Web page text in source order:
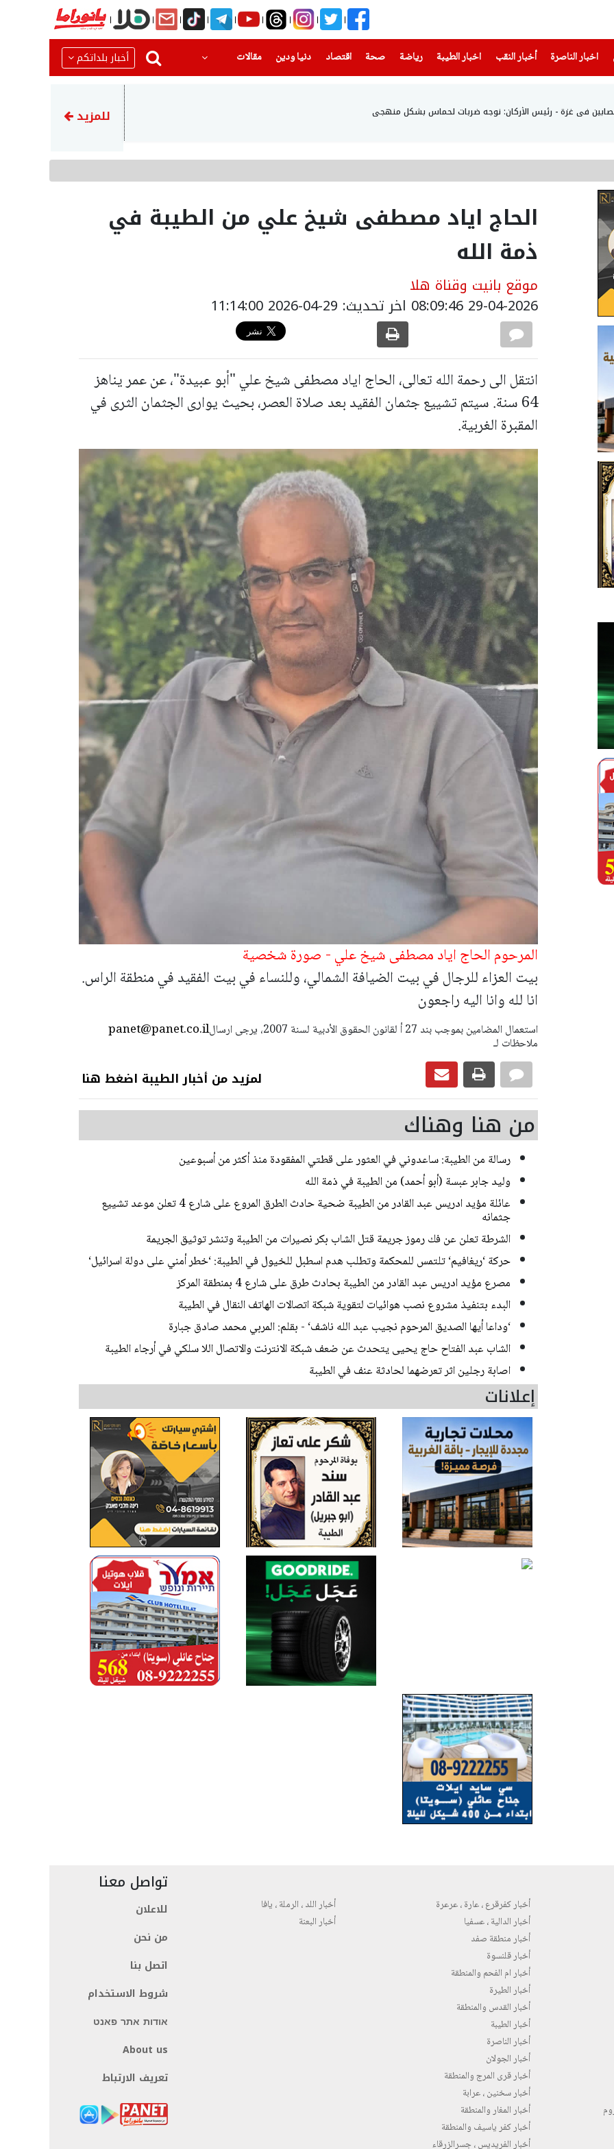
اخبار الناصرة
(current) أخبار النقب اخبار الطيبة(current) رياضة
(current) صحة(current) اقتصاد دنيا ودين
(current) مقالات أخبار بلداتكم
إصابة جندي إسرائيلي
للمزيد
الحاج اياد مصطفى شيخ علي من الطيبة في
ذمة الله
موقع بانيت وقناة هلا
29-04-2026 08:09:46 اخر تحديث: 29-04-2026 11:14:00
انتقل الى رحمة الله تعالى، الحاج اياد مصطفى شيخ علي "أبو عبيدة"، عن عمر يناهز
64 سنة. سيتم تشييع جثمان الفقيد بعد صلاة العصر، بحيث يوارى الجثمان الثرى في
المقبرة الغربية.
المرحوم الحاج اياد مصطفى شيخ علي - صورة شخصية
بيت العزاء للرجال في بيت الضيافة الشمالي، وللنساء في بيت الفقيد في منطقة الراس.
انا لله وانا اليه راجعون
panet@panet.co.ilاستعمال المضامين بموجب بند 27 أ لقانون الحقوق الأدبية لسنة 2007، يرجى ارسال
ملاحظات لـ
لمزيد من أخبار الطيبة اضغط هنا
من هنا وهناك
رسالة من الطيبة: ساعدوني في العثور على قطتي المفقودة منذ أكثر من أسبوعين
وليد جابر عبسة (أبو أحمد) من الطيبة في ذمة الله
عائلة مؤيد ادريس عبد القادر من الطيبة ضحية حادث الطرق المروع على شارع 4 تعلن موعد تشييع
جثمانه
الشرطة تعلن عن فك رموز جريمة قتل الشاب بكر نصيرات من الطيبة وتنشر توثيق الجريمة
حركة ‘ريغافيم‘ تلتمس للمحكمة وتطلب هدم اسطبل للخيول في الطيبة: ‘خطر أمني على دولة اسرائيل‘
مصرع مؤيد ادريس عبد القادر من الطيبة بحادث طرق على شارع 4 بمنطقة المركز
البدء بتنفيذ مشروع نصب هوائيات لتقوية شبكة اتصالات الهاتف النقال في الطيبة
‘وداعا أيها الصديق المرحوم نجيب عبد الله ناشف‘ - بقلم: المربي محمد صادق جبارة
الشاب عبد الفتاح حاج يحيى يتحدث عن ضعف شبكة الانترنت والاتصال اللا سلكي في أرجاء الطيبة
اصابة رجلين اثر تعرضهما لحادثة عنف في الطيبة
إعلانات
أخبار كفرقرع ، عارة ، عرعرة
أخبار الدالية ، عسفيا
أخبار منطقة صفد
أخبار قلنسوة
أخبار ام الفحم والمنطقة
أخبار الطيرة
أخبار القدس والمنطقة
أخبار الطيبة
أخبار الناصرة
أخبار الجولان
أخبار قرى المرج والمنطقة
أخبار سخنين ، عرابة
أخبار المغار والمنطقة
أخبار كفر ياسيف والمنطقة
أخبار الفريديس ، جسرالزرقاء
أخبار اللد ، الرملة ، يافا
أخبار البعنة
تواصل معنا
للاعلان
من نحن
اتصل بنا
شروط الاستخدام
אודות אתר פאנט
About us
تعريف الارتباط